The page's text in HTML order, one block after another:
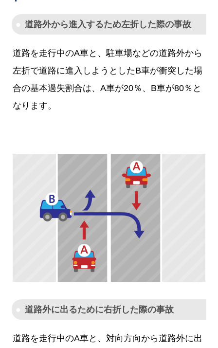
道路外から進入するため左折した際の事故
道路を走行中のA車と、駐車場などの道路外から
左折で道路に進入しようとしたB車が衝突した場
合の基本過失割合は、A車が20％、B車が80％と
なります。
道路外に出るために右折した際の事故
道路を走行中のA車と、対向方向から道路外に出